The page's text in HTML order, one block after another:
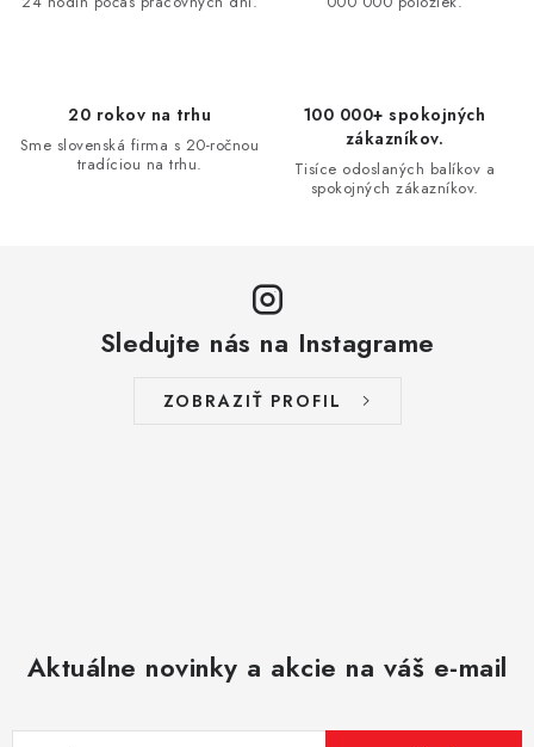
p
20 rokov na trhu
Sme slovenská firma s 20-ročnou
tradíciou na trhu.
100 000+ spokojných
zákazníkov.
Tisíce odoslaných balíkov a
spokojných zákazníkov.
Sledujte nás na Instagrame
ZOBRAZIŤ PROFIL
Aktuálne novinky a akcie na váš e-mail